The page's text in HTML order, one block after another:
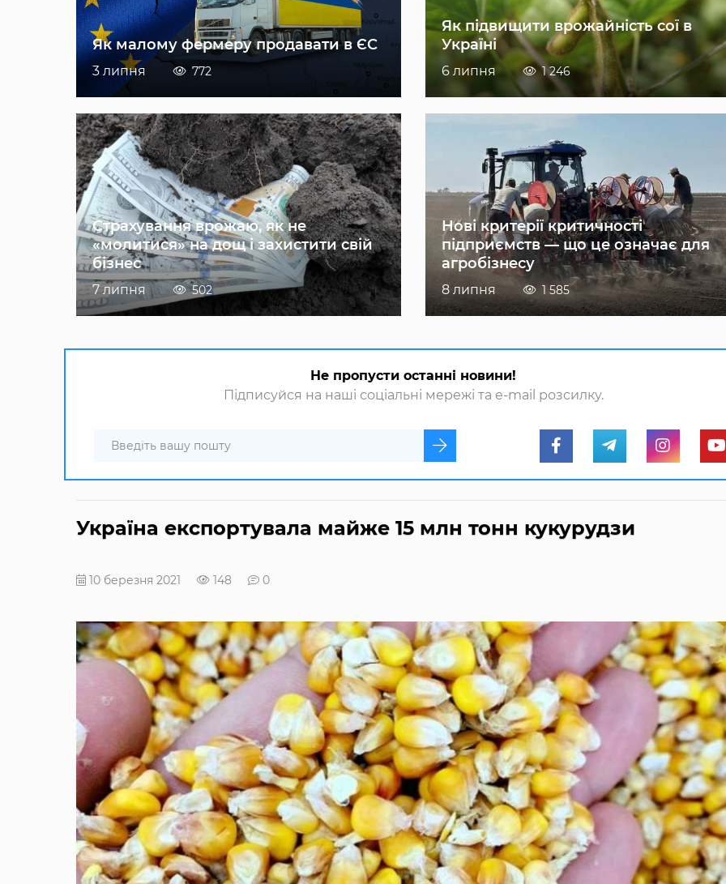
Як малому фермеру продавати в ЄС
3 липня 772
Як підвищити врожайність сої в
Україні
6 липня 1 246
Страхування врожаю, як не
«молитися» на дощ і захистити свій
бізнес
7 липня 502
Нові критерії критичності
підприємств — що це означає для
агробізнесу
8 липня 1 585
Не пропусти останні новини!
Підписуйся на наші соціальні мережі та e-mail розсилку.
Україна експортувала майже 15 млн тонн кукурудзи
10 березня 2021 148 0